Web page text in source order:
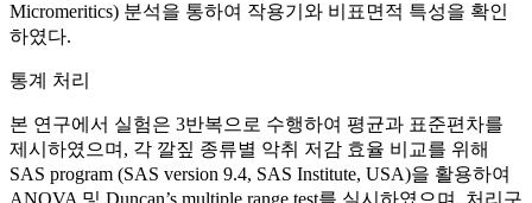
Micromeritics) 분석을 통하여 작용기와 비표면적 특성을 확인
하였다.
통계 처리
본 연구에서 실험은 3반복으로 수행하여 평균과 표준편차를
제시하였으며, 각 깔짚 종류별 악취 저감 효율 비교를 위해
SAS program (SAS version 9.4, SAS Institute, USA)을 활용하여